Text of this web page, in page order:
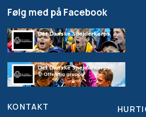
Følg med på Facebook
KONTAKT